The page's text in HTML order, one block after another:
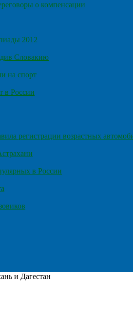
о компенсации
2012
Словакию
на спорт
в России
регистрации возрастных
в России
и Дагестан